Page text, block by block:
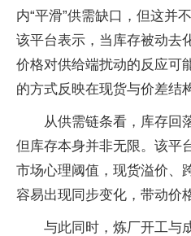
内“平滑”供需缺口，但这并
该平台表示，当库存被动去
价格对供给端扰动的反应可
的方式反映在现货与价差结
从供需链条看，库存回
但库存本身并非无限。该平
市场心理阈值，现货溢价、
容易出现同步变化，带动价
与此同时，炼厂开工与